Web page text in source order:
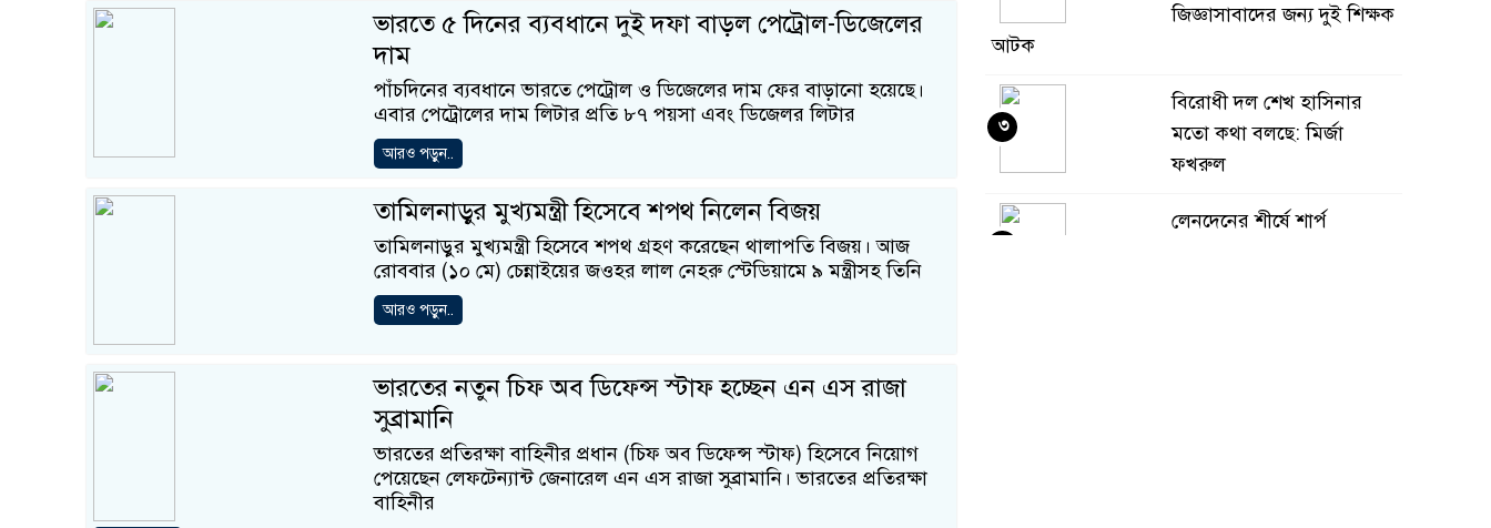
ভারতে ৫ দিনের ব্যবধানে দুই দফা বাড়ল পেট্রোল-ডিজেলের
দাম
পাঁচদিনের ব্যবধানে ভারতে পেট্রোল ও ডিজেলের দাম ফের বাড়ানো হয়েছে।
এবার পেট্রোলের দাম লিটার প্রতি ৮৭ পয়সা এবং ডিজেলর লিটার
আরও পড়ুন..
তামিলনাড়ুর মুখ্যমন্ত্রী হিসেবে শপথ নিলেন বিজয়
তামিলনাড়ুর মুখ্যমন্ত্রী হিসেবে শপথ গ্রহণ করেছেন থালাপতি বিজয়। আজ
রোববার (১০ মে) চেন্নাইয়ের জওহর লাল নেহরু স্টেডিয়ামে ৯ মন্ত্রীসহ তিনি
আরও পড়ুন..
ভারতের নতুন চিফ অব ডিফেন্স স্টাফ হচ্ছেন এন এস রাজা
সুব্রামানি
ভারতের প্রতিরক্ষা বাহিনীর প্রধান (চিফ অব ডিফেন্স স্টাফ) হিসেবে নিয়োগ
পেয়েছেন লেফটেন্যান্ট জেনারেল এন এস রাজা সুব্রামানি। ভারতের প্রতিরক্ষা
বাহিনীর
জিজ্ঞাসাবাদের জন্য দুই শিক্ষক
আটক
বিরোধী দল শেখ হাসিনার
মতো কথা বলছে: মির্জা
ফখরুল
৩
লেনদেনের শীর্ষে শার্প